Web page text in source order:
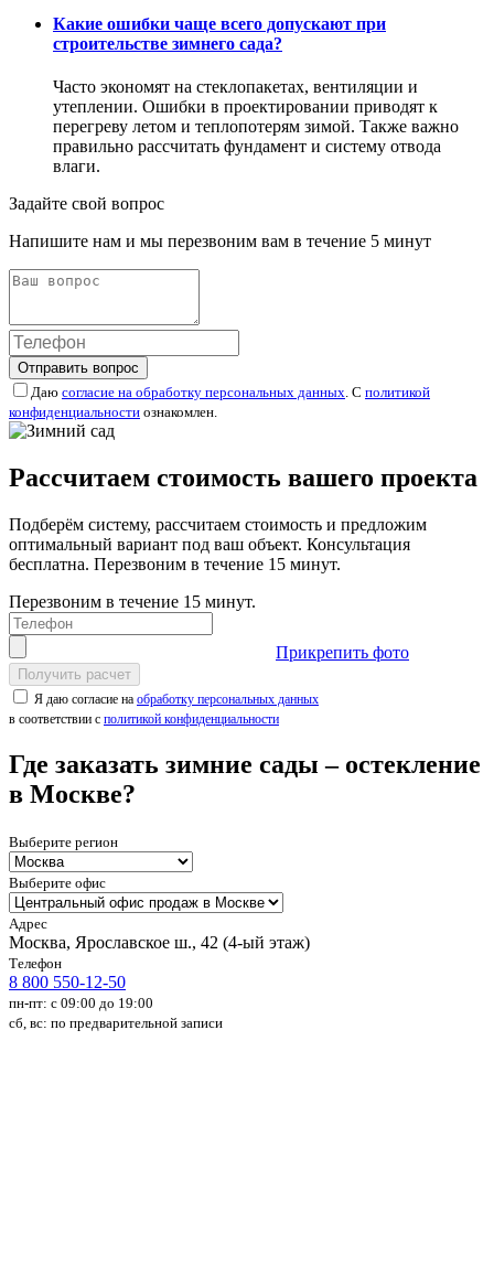
Какие ошибки чаще всего допускают при
строительстве зимнего сада?
Часто экономят на стеклопакетах, вентиляции и
утеплении. Ошибки в проектировании приводят к
перегреву летом и теплопотерям зимой. Также важно
правильно рассчитать фундамент и систему отвода
влаги.
Задайте свой вопрос
Напишите нам и мы перезвоним вам в течение 5 минут
Отправить вопрос
Даю согласие на обработку персональных данных . С политикой
конфиденциальности ознакомлен.
Рассчитаем стоимость вашего проекта
Подберём систему, рассчитаем стоимость и предложим
оптимальный вариант под ваш объект. Консультация
бесплатна. Перезвоним в течение 15 минут.
Перезвоним в течение 15 минут.
Прикрепить фото
Получить расчет
Я даю согласие на обработку персональных данных
в соответствии с политикой конфиденциальности
Где заказать зимние сады – остекление
в Москве?
Выберите регион
Выберите офис
Адрес
Москва, Ярославское ш., 42 (4-ый этаж)
Телефон
8 800 550-12-50
пн-пт: с 09:00 до 19:00
сб, вс: по предварительной записи